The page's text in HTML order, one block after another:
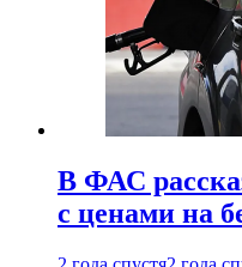
В ФАС
с ценами на